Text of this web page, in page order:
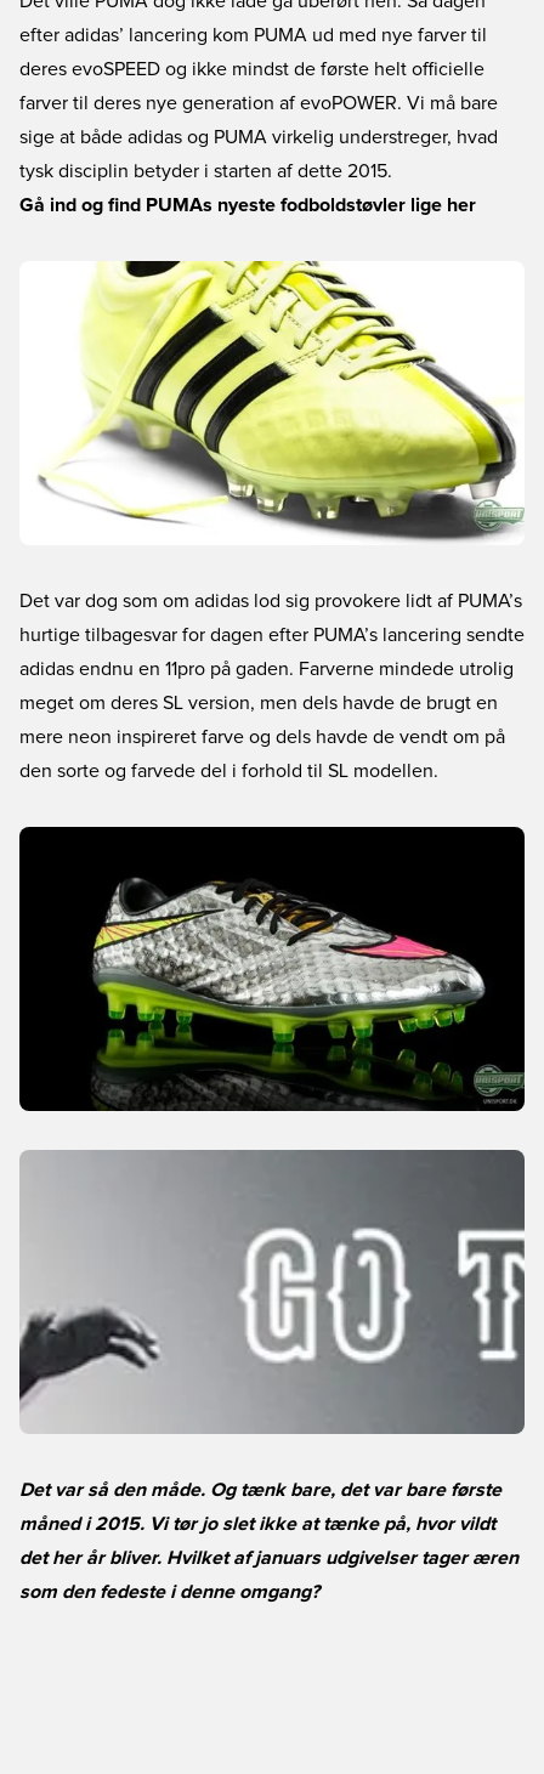
efter adidas’ lancering kom PUMA ud med nye farver til
deres evoSPEED og ikke mindst de første helt officielle
farver til deres nye generation af evoPOWER. Vi må bare
sige at både adidas og PUMA virkelig understreger, hvad
tysk disciplin betyder i starten af dette 2015.
Gå ind og find PUMAs nyeste fodboldstøvler lige her
Det var dog som om adidas lod sig provokere lidt af PUMA’s
hurtige tilbagesvar for dagen efter PUMA’s lancering sendte
adidas endnu en 11pro på gaden. Farverne mindede utrolig
meget om deres SL version, men dels havde de brugt en
mere neon inspireret farve og dels havde de vendt om på
den sorte og farvede del i forhold til SL modellen.
Det var så den måde. Og tænk bare, det var bare første
måned i 2015. Vi tør jo slet ikke at tænke på, hvor vildt
det her år bliver. Hvilket af januars udgivelser tager æren
som den fedeste i denne omgang?